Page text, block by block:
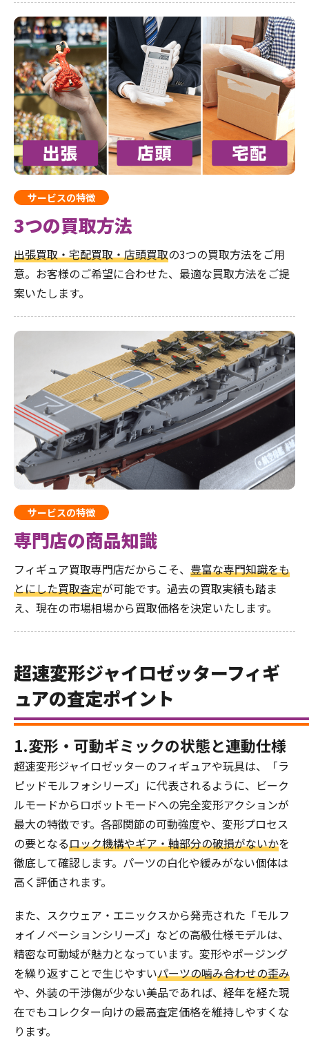
サービスの特徴
3つの買取方法
出張買取・宅配買取・店頭買取の3つの買取方法をご用
意。お客様のご希望に合わせた、最適な買取方法をご提
案いたします。
サービスの特徴
専門店の商品知識
フィギュア買取専門店だからこそ、 豊富な専門知識をも
とにした買取査定が可能です。過去の買取実績も踏ま
え、現在の市場相場から買取価格を決定いたします。
超速変形ジャイロゼッターフィギ
ュアの査定ポイント
1.変形・可動ギミックの状態と連動仕様
超速変形ジャイロゼッターのフィギュアや玩具は、「ラ
ピッドモルフォシリーズ」に代表されるように、ビーク
ルモードからロボットモードへの完全変形アクションが
最大の特徴です。各部関節の可動強度や、変形プロセス
の要となるロック機構やギア・軸部分の破損がないかを
徹底して確認します。パーツの白化や緩みがない個体は
高く評価されます。
また、スクウェア・エニックスから発売された「モルフ
ォイノベーションシリーズ」などの高級仕様モデルは、
精密な可動域が魅力となっています。変形やポージング
を繰り返すことで生じやすいパーツの噛み合わせの歪み
や、外装の干渉傷が少ない美品であれば、経年を経た現
在でもコレクター向けの最高査定価格を維持しやすくな
ります。